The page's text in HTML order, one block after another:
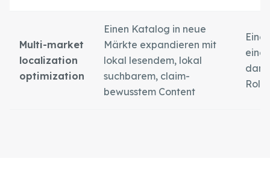
Multi-market
localization
optimization
Einen Katalog in neue
Märkte expandieren mit
lokal lesendem, lokal
suchbarem, claim-
bewusstem Content
Eine